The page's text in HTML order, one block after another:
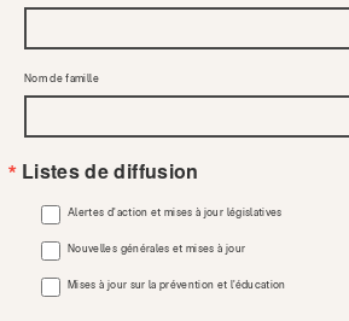
Nom de famille
Listes de diffusion
Alertes d'action et mises à jour législatives
Nouvelles générales et mises à jour
Mises à jour sur la prévention et l'éducation